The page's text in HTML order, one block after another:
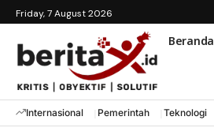
Friday, 7 August 2026
Beranda
Internasional Pemerintah Teknologi